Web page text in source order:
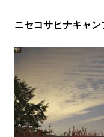
ニセコサヒナキャン